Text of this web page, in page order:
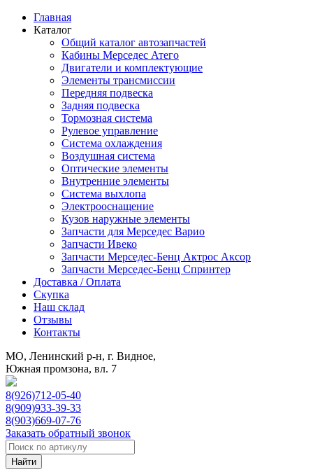
Главная
Каталог
Общий каталог автозапчастей
Кабины Мерседес Атего
Двигатели и комплектующие
Элементы трансмиссии
Передняя подвеска
Задняя подвеска
Тормозная сиcтема
Рулевое управление
Система охлаждения
Воздушная система
Оптические элементы
Внутренние элементы
Система выхлопа
Электрооснащение
Кузов наружные элементы
Запчасти для Мерседес Варио
Запчасти Ивеко
Запчасти Мерседес-Бенц Актрос Аксор
Запчасти Мерседес-Бенц Спринтер
Доставка / Оплата
Скупка
Наш склад
Отзывы
Контакты
МО, Ленинский р-н, г. Видное,
Южная промзона, вл. 7
8(926)712-05-40
8(909)933-39-33
8(903)669-07-76
Заказать обратный звонок